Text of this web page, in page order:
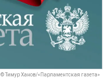
© Тимур Ханов/«Парламентская газета»